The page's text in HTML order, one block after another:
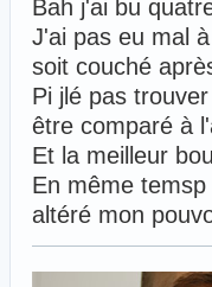
Bah j'ai bu
J'ai pas eu mal
soit couché
Pi jlé pas
être comparé à
Et la meilleur
En même
altéré mon